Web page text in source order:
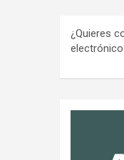
¿Quieres